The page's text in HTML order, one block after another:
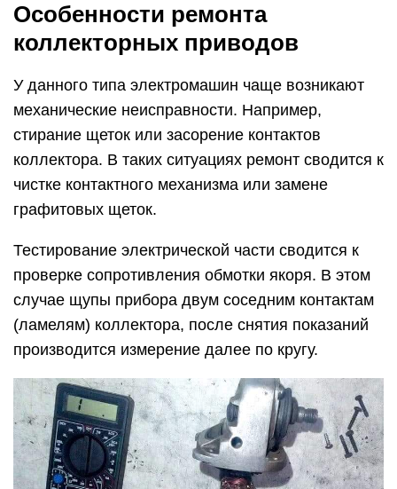
Особенности ремонта
коллекторных приводов
У данного типа электромашин чаще возникают
механические неисправности. Например,
стирание щеток или засорение контактов
коллектора. В таких ситуациях ремонт сводится к
чистке контактного механизма или замене
графитовых щеток.
Тестирование электрической части сводится к
проверке сопротивления обмотки якоря. В этом
случае щупы прибора двум соседним контактам
(ламелям) коллектора, после снятия показаний
производится измерение далее по кругу.